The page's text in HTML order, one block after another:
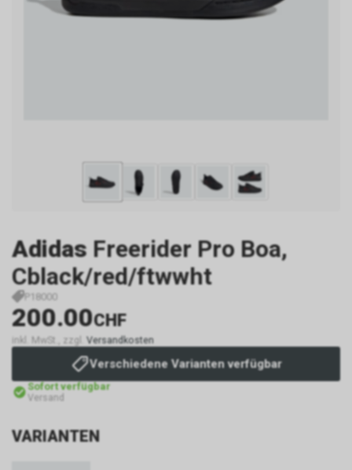
Adidas Freerider Pro Boa,
Cblack/red/ftwwht
P18000
200.00CHF
inkl. MwSt., zzgl. Versandkosten
Verschiedene Varianten verfügbar
Sofort verfügbar
Versand
VARIANTEN